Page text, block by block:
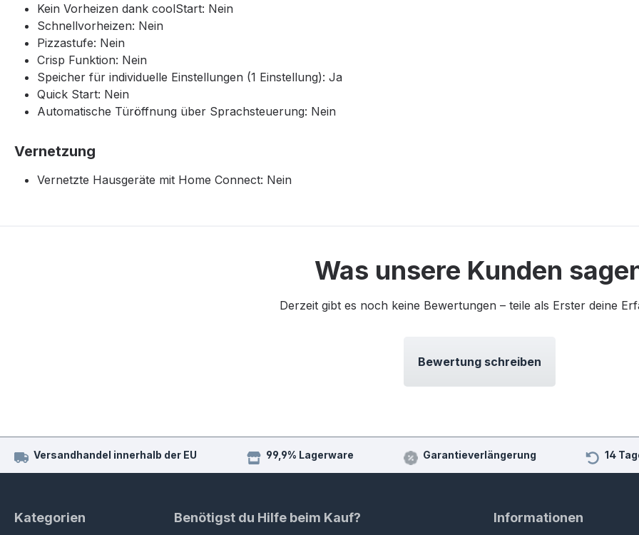
Kein Vorheizen dank coolStart: Nein
Schnellvorheizen: Nein
Pizzastufe: Nein
Crisp Funktion: Nein
Speicher für individuelle Einstellungen (1 Einstellung): Ja
Quick Start: Nein
Automatische Türöffnung über Sprachsteuerung: Nein
Vernetzung
Vernetzte Hausgeräte mit Home Connect: Nein
Was unsere Kunden
Derzeit gibt es noch keine Bewertungen – teile als Erster deine
Bewertung schreiben
Versandhandel innerhalb der EU 99,9% Lagerware Garantieverlängerung 14
Kategorien Benötigst du Hilfe beim Kauf? Informationen